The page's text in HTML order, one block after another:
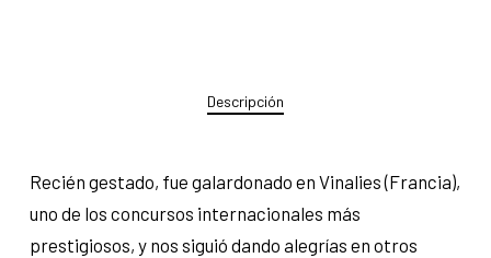
Descripción
Recién gestado, fue galardonado en Vinalies (Francia),
uno de los concursos internacionales más
prestigiosos, y nos siguió dando alegrías en otros